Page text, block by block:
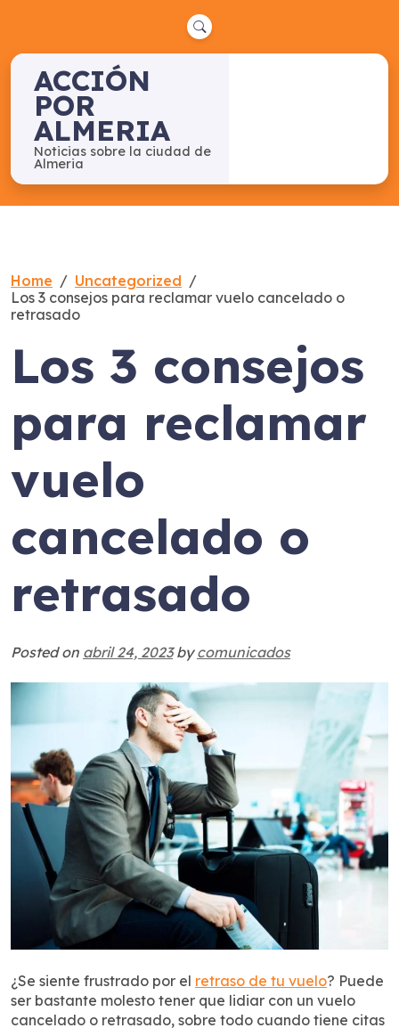
ACCIÓN
POR
ALMERIA
Noticias sobre la ciudad de
Almeria
Home
Uncategorized
Los 3 consejos para reclamar vuelo cancelado o
retrasado
Los 3 consejos
para reclamar
vuelo
cancelado o
retrasado
Posted on abril 24, 2023bycomunicados
¿Se siente frustrado por el retraso de tu vuelo? Puede
ser bastante molesto tener que lidiar con un vuelo
cancelado o retrasado, sobre todo cuando tiene citas